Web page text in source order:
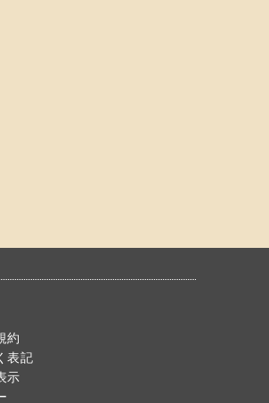
約
表記
示